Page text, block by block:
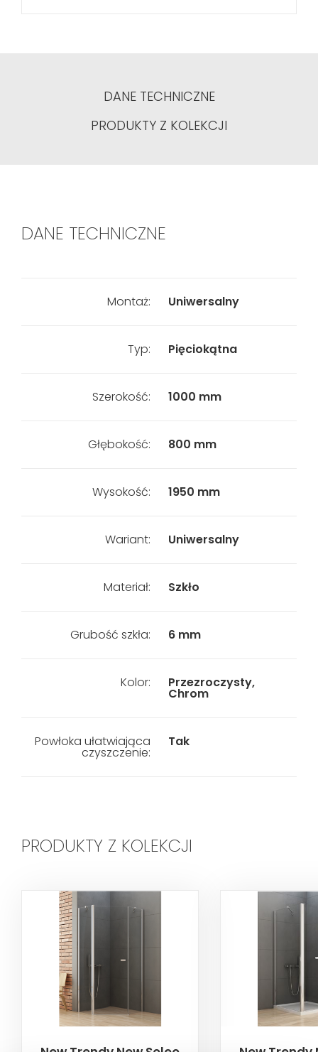
DANE TECHNICZNE
PRODUKTY Z KOLEKCJI
DANE TECHNICZNE
Montaż: Uniwersalny
Typ: Pięciokątna
Szerokość: 1000 mm
Głębokość: 800 mm
Wysokość: 1950 mm
Wariant: Uniwersalny
Materiał: Szkło
Grubość szkła: 6 mm
Kolor: Przezroczysty,
Chrom
Powłoka ułatwiająca
czyszczenie:
Tak
PRODUKTY Z KOLEKCJI